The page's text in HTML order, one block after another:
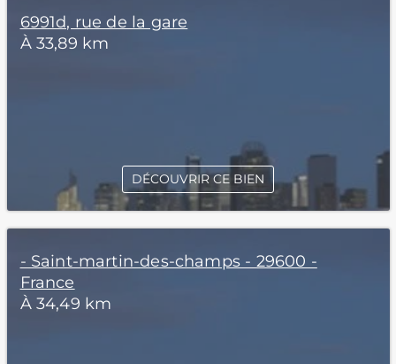
6991d, rue de la gare
À 33,89 km
DÉCOUVRIR CE BIEN
- Saint-martin-des-champs - 29600 -
France
À 34,49 km